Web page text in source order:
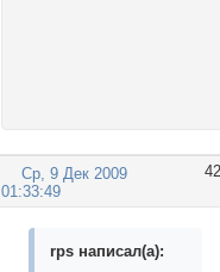
42
Ср, 9 Дек 2009
01:33:49
rps написал(а):